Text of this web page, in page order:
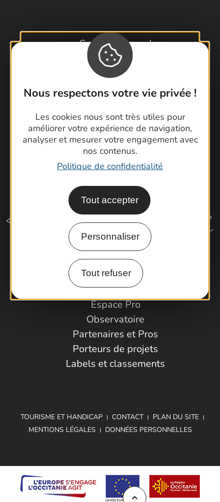
Nous respectons votre vie privée !
Les cookies nous sont très utiles pour
améliorer votre expérience de navigation,
analyser et mesurer votre engagement avec
nos contenus.
Politique de confidentialité
Tout accepter
Personnaliser
Tout refuser
Contactez-nous !
Foire aux questions
Brochures
Cartoguides et Topoguides
Comment venir ?
Espace Pro
Observatoire
Partenaires et Pros
Porteurs de projets
Labels et classements
TOURISME ET HANDICAP CONTACT
PLAN DU SITE
MENTIONS LÉGALES
DONNÉES PERSONNELLES